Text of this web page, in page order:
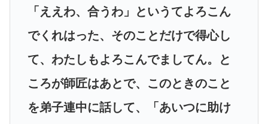
「ええわ、合うわ」というてよろこん
でくれはった、そのことだけで得心し
て、わたしもよろこんでましてん。と
ころが師匠はあとで、このときのこと
を弟子連中に話して、「あいつに助け